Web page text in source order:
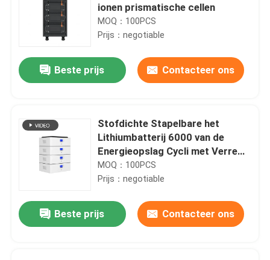
ionen prismatische cellen
MOQ：100PCS
Prijs：negotiable
Beste prijs Contacteer ons
Stofdichte Stapelbare het
Lithiumbatterij 6000 van de
Energieopslag Cycli met Verre
Monitor
MOQ：100PCS
Prijs：negotiable
Beste prijs Contacteer ons